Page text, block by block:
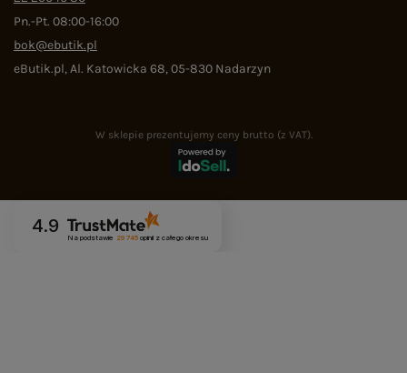
Pn.-Pt. 08:00-16:00
bok@ebutik.pl
eButik.pl,Al. Katowicka 68,05-830 Nadarzyn
W sklepie prezentujemy ceny brutto (z VAT).
4.9
Na podstawie 29 745opinii z całego okresu